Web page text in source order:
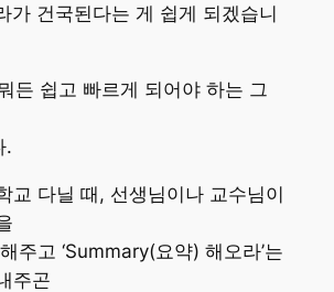
가 건국된다는 게 쉽게 되겠습니
든 쉽고 빠르게 되어야 하는 그
.
교 다닐 때, 선생님이나 교수님이
주고 ‘Summary(요약) 해오라’는
주곤